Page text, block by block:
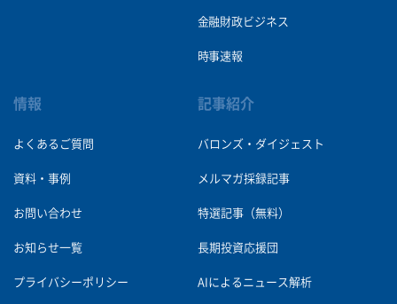
金融財政ビジネス
時事速報
情報
よくあるご質問
資料・事例
お問い合わせ
お知らせ一覧
プライバシーポリシー
記事紹介
バロンズ・ダイジェスト
メルマガ採録記事
特選記事（無料）
長期投資応援団
AIによるニュース解析